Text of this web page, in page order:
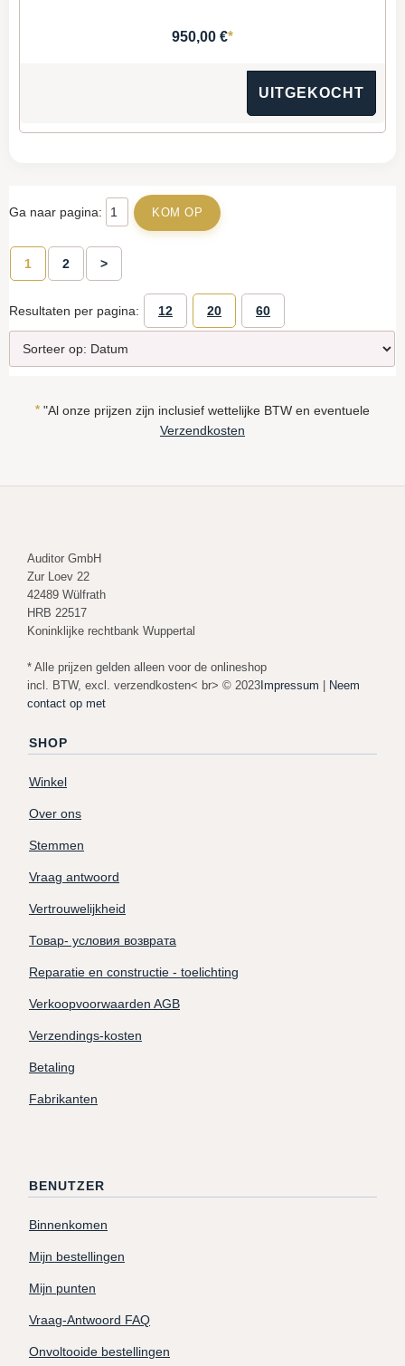
950,00 €*
UITGEKOCHT
Ga naar pagina:
1 2 >
Resultaten per pagina: 12 20 60
* "Al onze prijzen zijn inclusief wettelijke BTW en eventuele
Verzendkosten
Auditor GmbH
Zur Loev 22
42489 Wülfrath
HRB 22517
Koninklijke rechtbank Wuppertal
* Alle prijzen gelden alleen voor de onlineshop
incl. BTW, excl. verzendkosten< br> © 2023Impressum | Neem
contact op met
SHOP
Winkel
Over ons
Stemmen
Vraag antwoord
Vertrouwelijkheid
Товар- условия возврата
Reparatie en constructie - toelichting
Verkoopvoorwaarden AGB
Verzendings-kosten
Betaling
Fabrikanten
BENUTZER
Binnenkomen
Mijn bestellingen
Mijn punten
Vraag-Antwoord FAQ
Onvoltooide bestellingen